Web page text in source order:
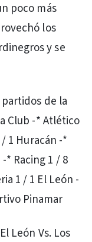
poco más
los
y se
de la
Club -* Atlético
1 Huracán -*
* Racing 1 / 8
1 / 1 El León -
Pinamar
León Vs. Los